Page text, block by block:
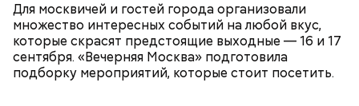
Для москвичей и гостей города организовали
множество интересных событий на любой вкус,
которые скрасят предстоящие выходные — 16 и 17
сентября. «Вечерняя Москва» подготовила
подборку мероприятий, которые стоит посетить.
смотровая площадка столицы. А в музее
скульптуры «Музеон» находится более 1000
скульптур под открытым небом.